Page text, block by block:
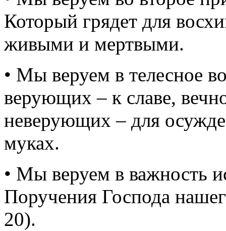
Который грядет для
живыми и мертвыми.
• Мы веруем в телесное
верующих – к славе,
неверующих – для
муках.
• Мы веруем в важность
Поручения Господа
20).